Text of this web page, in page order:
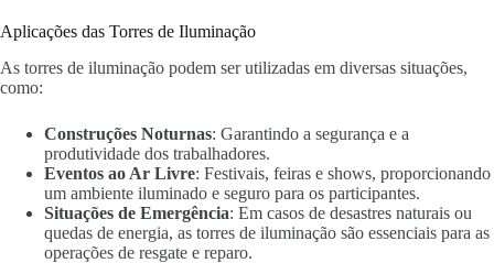
Aplicações das Torres de Iluminação
As torres de iluminação podem ser utilizadas em diversas situações,
como:
Construções Noturnas: Garantindo a segurança e a
produtividade dos trabalhadores.
Eventos ao Ar Livre: Festivais, feiras e shows, proporcionando
um ambiente iluminado e seguro para os participantes.
Situações de Emergência: Em casos de desastres naturais ou
quedas de energia, as torres de iluminação são essenciais para as
operações de resgate e reparo.